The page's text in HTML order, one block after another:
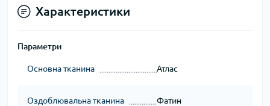
Характеристики
Параметри
Основна тканина Атлас
Оздоблювальна тканина Фатин